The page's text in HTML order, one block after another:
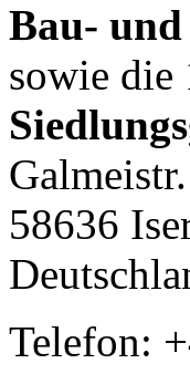
Bau- und
sowie die
58636
Telefon: